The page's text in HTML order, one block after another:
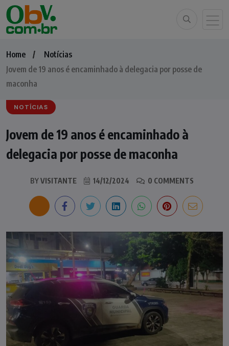
Home
Notícias
Jovem de 19 anos é encaminhado à delegacia por posse de
maconha
NOTÍCIAS
Jovem de 19 anos é encaminhado à
delegacia por posse de maconha
BYVISITANTE 14/12/2024 0 COMMENTS